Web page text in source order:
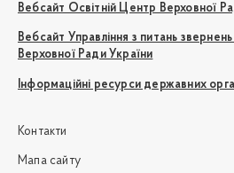
Вебсайт Освітній Центр Верховної
Вебсайт Управління з питань
Верховної Ради України
Інформаційні ресурси державних
Контакти
Мапа сайту